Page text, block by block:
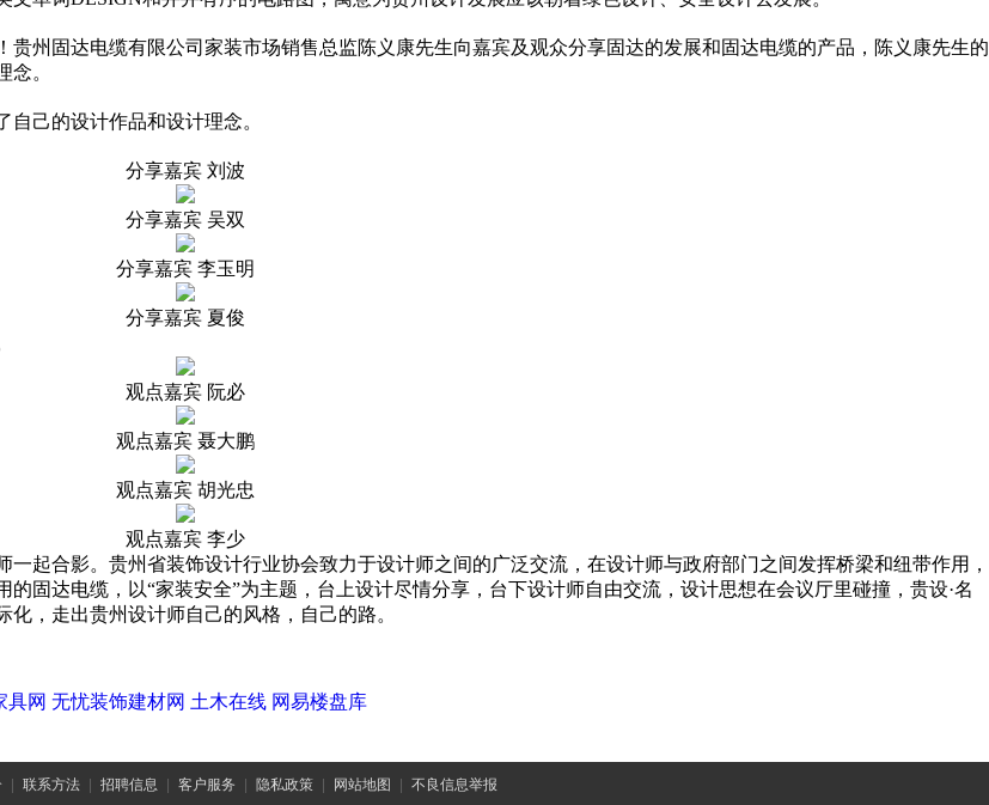
州固达电缆有限公司家装市场销售总监陈义康先生向嘉宾及观众分享固达的发展和固达电缆的产品，陈义康先生的
。
己的设计作品和设计理念。
分享嘉宾 刘波
分享嘉宾 吴双
分享嘉宾 李玉明
分享嘉宾 夏俊
观点嘉宾 阮必
观点嘉宾 聂大鹏
观点嘉宾 胡光忠
观点嘉宾 李少
起合影。贵州省装饰设计行业协会致力于设计师之间的广泛交流，在设计师与政府部门之间发挥桥梁和纽带作用，
固达电缆，以“家装安全”为主题，台上设计尽情分享，台下设计师自由交流，设计思想在会议厅里碰撞，贵设·名
，走出贵州设计师自己的风格，自己的路。
具网 无忧装饰建材网 土木在线 网易楼盘库
联系方法 招聘信息 客户服务 隐私政策 网站地图 不良信息举报